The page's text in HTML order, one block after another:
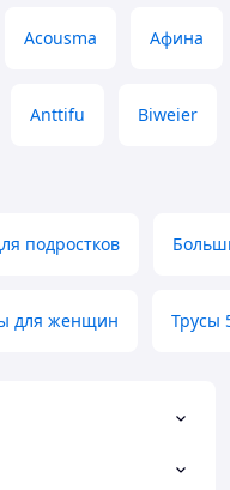
Acousma Афина
Anttifu Biweier
подростков
для женщин Трусы